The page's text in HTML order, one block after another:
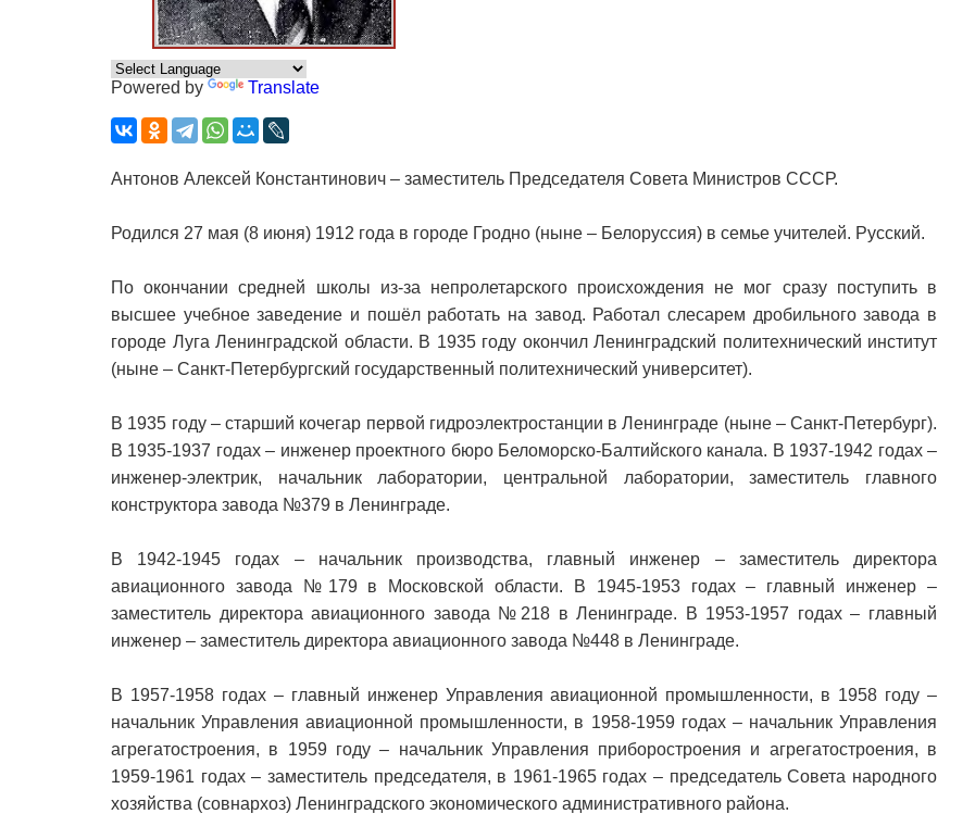
Powered by Translate
Антонов Алексей Константинович – заместитель Председателя Совета Министров СССР.
Родился 27 мая (8 июня) 1912 года в городе Гродно (ныне – Белоруссия) в семье учителей. Русский.
По окончании средней школы из-за непролетарского происхождения не мог сразу поступить в
высшее учебное заведение и пошёл работать на завод. Работал слесарем дробильного завода в
городе Луга Ленинградской области. В 1935 году окончил Ленинградский политехнический институт
(ныне – Санкт-Петербургский государственный политехнический университет).
В 1935 году – старший кочегар первой гидроэлектростанции в Ленинграде (ныне – Санкт-Петербург).
В 1935-1937 годах – инженер проектного бюро Беломорско-Балтийского канала. В 1937-1942 годах –
инженер-электрик, начальник лаборатории, центральной лаборатории, заместитель главного
конструктора завода №379 в Ленинграде.
В 1942-1945 годах – начальник производства, главный инженер – заместитель директора
авиационного завода №179 в Московской области. В 1945-1953 годах – главный инженер –
заместитель директора авиационного завода №218 в Ленинграде. В 1953-1957 годах – главный
инженер – заместитель директора авиационного завода №448 в Ленинграде.
В 1957-1958 годах – главный инженер Управления авиационной промышленности, в 1958 году –
начальник Управления авиационной промышленности, в 1958-1959 годах – начальник Управления
агрегатостроения, в 1959 году – начальник Управления приборостроения и агрегатостроения, в
1959-1961 годах – заместитель председателя, в 1961-1965 годах – председатель Совета народного
хозяйства (совнархоз) Ленинградского экономического административного района.